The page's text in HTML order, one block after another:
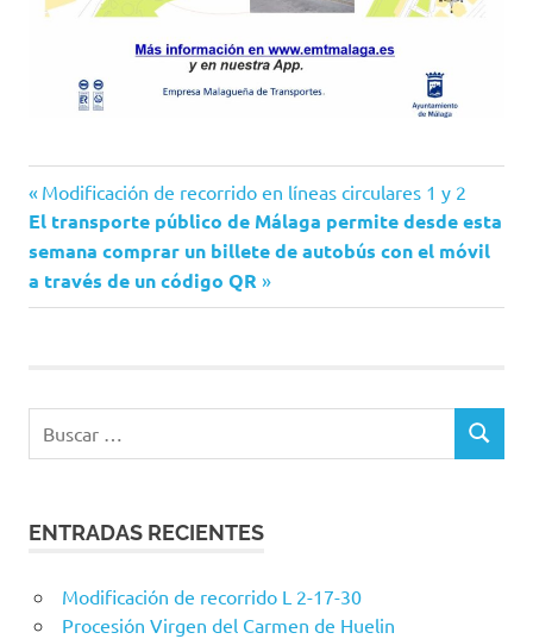
Navegación
de
entradas
Entrada
anterior:
Modificación de recorrido en líneas circulares 1 y 2
Siguiente
entrada:
El transporte público de Málaga permite desde esta
semana comprar un billete de autobús con el móvil
a través de un código QR
BUSCAR
ENTRADAS RECIENTES
Modificación de recorrido L 2-17-30
Procesión Virgen del Carmen de Huelin